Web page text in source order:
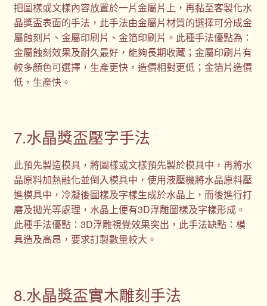
把圖樣或文樣內容放置於一片金屬片上，再黏至客製化水
晶獎盃表面的手法，此手法由金屬片材質的選擇可分成金
屬蝕刻片、金屬印刷片、金箔印刷片。此種手法優點為：
金屬蝕刻效果及耐久最好，能夠長期收藏；金屬印刷片有
較多顏色可選擇，生產更快，造價相對更低；金箔片造價
低，生產快。
7.水晶獎盃壓字手法
此預先製造模具，將圖樣或文樣預先製於模具中，再將水
晶原料加熱融化並倒入模具中，使用液壓機將水晶原料壓
進模具中，冷凝後圖樣及字樣生成於水晶上，而後進行打
磨及拋光等處理，水晶上便有3D浮雕圖樣及字樣形成。
此種手法優點：3D浮雕視覺效果突出，此手法缺點：模
具造及高昂，要求訂製數量較大。
8.水晶獎盃實木雕刻手法